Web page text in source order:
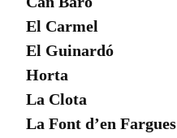
El Carmel
El Guinardó
Horta
La Clota
La Font d’en Fargues